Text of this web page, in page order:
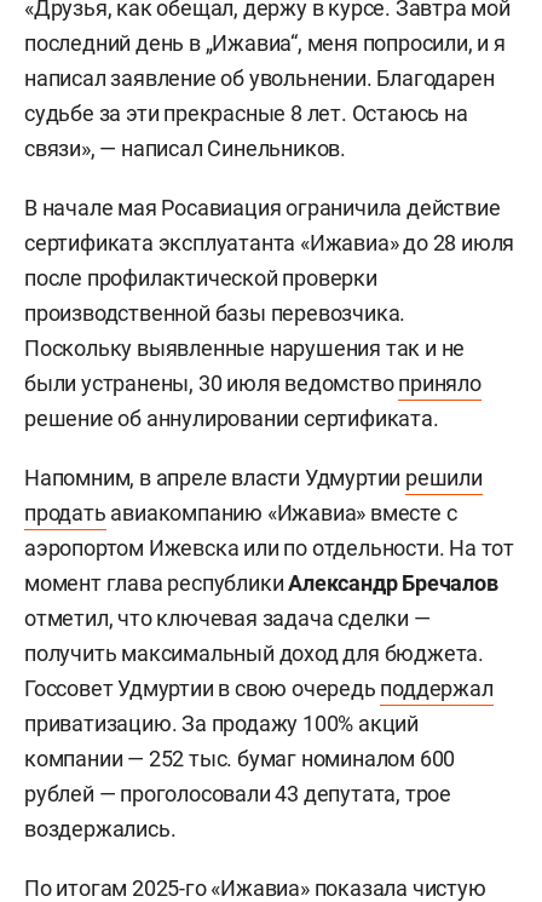
«Друзья, как обещал, держу в курсе. Завтра мой
последний день в „Ижавиа“, меня попросили, и я
написал заявление об увольнении. Благодарен
судьбе за эти прекрасные 8 лет. Остаюсь на
связи», — написал Синельников.
В начале мая Росавиация ограничила действие
сертификата эксплуатанта «Ижавиа» до 28 июля
после профилактической проверки
производственной базы перевозчика.
Поскольку выявленные нарушения так и не
были устранены, 30 июля ведомствоприняло
решение об аннулировании сертификата.
Напомним, в апреле власти Удмуртии решили
продать авиакомпанию «Ижавиа» вместе с
аэропортом Ижевска или по отдельности. На тот
момент глава республикиАлександр Бречалов
отметил, что ключевая задача сделки —
получить максимальный доход для бюджета.
Госсовет Удмуртии в свою очередь поддержал
приватизацию. За продажу 100% акций
компании — 252 тыс. бумаг номиналом 600
рублей — проголосовали 43 депутата, трое
воздержались.
По итогам 2025-го «Ижавиа» показала чистую